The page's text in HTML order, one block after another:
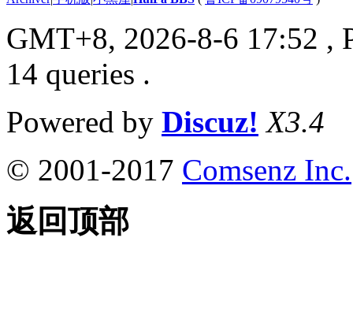
GMT+8, 2026-8-6 17:52 ,
14 queries .
Powered by Discuz! X3.4
© 2001-2017 Comsenz Inc.
返回顶部